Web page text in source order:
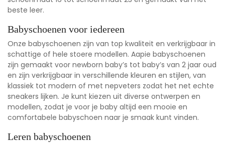
beste leer.
Babyschoenen voor iedereen
Onze babyschoenen zijn van top kwaliteit en verkrijgbaar in
schattige of hele stoere modellen. Aapie babyschoenen
zijn gemaakt voor newborn baby’s tot baby’s van 2 jaar oud
en zijn verkrijgbaar in verschillende kleuren en stijlen, van
klassiek tot modern of met nepveters zodat het net echte
sneakers lijken. Je kunt kiezen uit diverse ontwerpen en
modellen, zodat je voor je baby altijd een mooie en
comfortabele babyschoen naar je smaak kunt vinden.
Leren babyschoenen